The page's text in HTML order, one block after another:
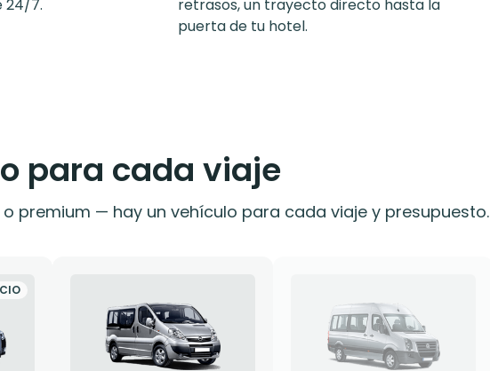
24/7.
retrasos, un trayecto directo hasta la
puerta de tu hotel.
para cada viaje
premium — hay un vehículo para cada viaje y presupuesto.